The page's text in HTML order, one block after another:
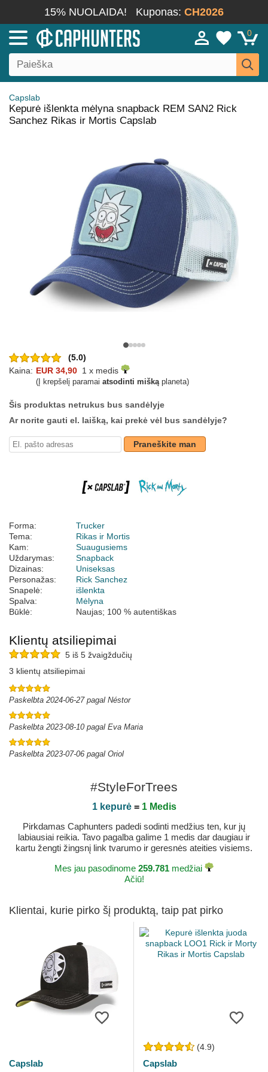
15% NUOLAIDA! Kuponas: CH2026
0
Capslab
Kepurė išlenkta mėlyna snapback REM SAN2 Rick
Sanchez Rikas ir Mortis Capslab
(5.0)
Kaina: EUR 34,90 1 x medis
(Į krepšelį paramai atsodinti miškąplaneta)
Šis produktas netrukus bus sandėlyje
Ar norite gauti el. laišką, kai prekė vėl bus sandėlyje?
Praneškite man
Forma:
Trucker
Tema:
Rikas ir Mortis
Kam:
Suaugusiems
Uždarymas:
Snapback
Dizainas:
Uniseksas
Personažas:
Rick Sanchez
Snapelė:
išlenkta
Spalva:
Mėlyna
Būklė:
Naujas; 100 % autentiškas
Klientų atsiliepimai
5 iš 5 žvaigždučių
3 klientų atsiliepimai
Paskelbta 2024-06-27 pagal Néstor
Paskelbta 2023-08-10 pagal Eva Maria
Paskelbta 2023-07-06 pagal Oriol
#StyleForTrees
1 kepurė= 1 Medis
Pirkdamas Caphunters padedi sodinti medžius ten, kur jų
labiausiai reikia. Tavo pagalba galime 1 medis dar daugiau ir
kartu žengti žingsnį link tvarumo ir geresnės ateities visiems.
Mes jau pasodinome 259.781 medžiai
Ačiū!
Klientai, kurie pirko šį produktą, taip pat pirko
Capslab
(4.9)
Capslab